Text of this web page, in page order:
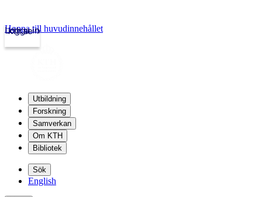
kth.se
Logga in
Hoppa till huvudinnehållet
Utbildning
Forskning
Samverkan
Om KTH
Bibliotek
Sök
English